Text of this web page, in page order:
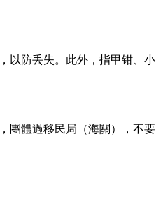
以防丢失。此外，指甲钳、小
團體過移民局（海關），不要